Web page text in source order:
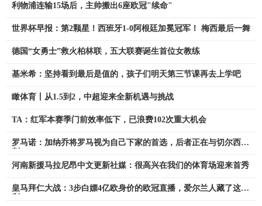
利物浦连输15场后，主帅搬出6座欧冠"续命"
世界杯早报：第2颗星！西班牙1-0阿根廷加冕冠军！ 梅西最后一舞
德国“女勇士”救火柏林联，五大联赛诞生首位女教练
基米希：坚持看到最后是值的，孩子们明天第三节课再去上学吧
瞰体育丨从1.5到2，中超迎来全新机遇与挑战
TA：红军本赛季门前效率低下，已浪费102次重大机会
罗马诺：加纳乔将罗马视为自己下家的首选，后者正在与切尔西谈
河南新援马拉尼昂中文更新社媒：很高兴在我们的体育场迎来首秀
皇马拜仁大战：3步白嫖4亿欧身价的欧冠直播，爱尔兰人藏了这福